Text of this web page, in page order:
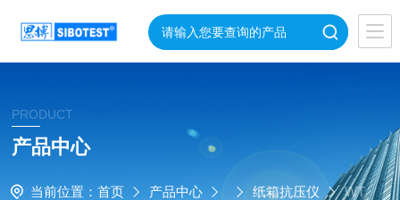
PRODUCT
产品中心
当前位置： 首页 产品中心 纸箱抗压仪
WT